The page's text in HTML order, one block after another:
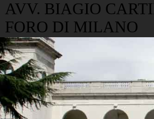
AVV. BIAGIO
FORO DI MILANO